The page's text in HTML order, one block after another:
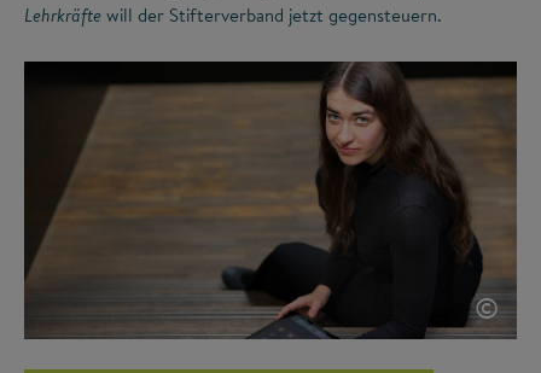
Lehrkräfte will der Stifterverband jetzt gegensteuern.
©